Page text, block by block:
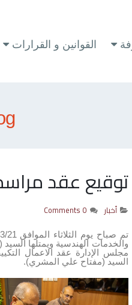
القوانين و القرارات
توقيع عقد
أخبار 0 Comments
والخدمات الهندسية ويمتلها
مجلس الإدارة عقد الاعمال
السيد (مفتاح علي المشري).